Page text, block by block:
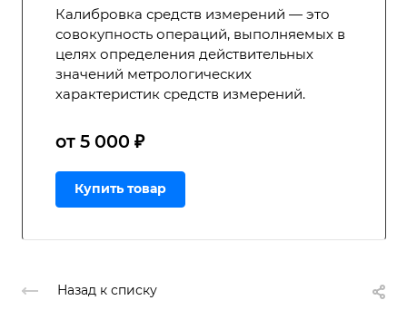
Калибровка средств измерений — это
совокупность операций, выполняемых в
целях определения действительных
значений метрологических
характеристик средств измерений.
от 5 000 ₽
Купить товар
Назад к списку